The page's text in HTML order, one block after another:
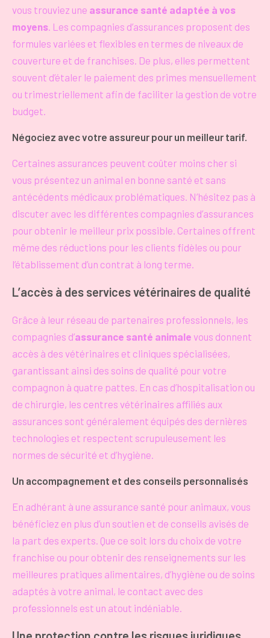
vous trouviez une assurance santé adaptée à vos
moyens. Les compagnies d’assurances proposent des
formules variées et flexibles en termes de niveaux de
couverture et de franchises. De plus, elles permettent
souvent d’étaler le paiement des primes mensuellement
ou trimestriellement afin de faciliter la gestion de votre
budget.
Négociez avec votre assureur pour un meilleur tarif.
Certaines assurances peuvent coûter moins cher si
vous présentez un animal en bonne santé et sans
antécédents médicaux problématiques. N’hésitez pas à
discuter avec les différentes compagnies d’assurances
pour obtenir le meilleur prix possible. Certaines offrent
même des réductions pour les clients fidèles ou pour
l’établissement d’un contrat à long terme.
L’accès à des services vétérinaires de qualité
Grâce à leur réseau de partenaires professionnels, les
compagnies d’assurance santé animale vous donnent
accès à des vétérinaires et cliniques spécialisées,
garantissant ainsi des soins de qualité pour votre
compagnon à quatre pattes. En cas d’hospitalisation ou
de chirurgie, les centres vétérinaires affiliés aux
assurances sont généralement équipés des dernières
technologies et respectent scrupuleusement les
normes de sécurité et d’hygiène.
Un accompagnement et des conseils personnalisés
En adhérant à une assurance santé pour animaux, vous
bénéficiez en plus d’un soutien et de conseils avisés de
la part des experts. Que ce soit lors du choix de votre
franchise ou pour obtenir des renseignements sur les
meilleures pratiques alimentaires, d’hygiène ou de soins
adaptés à votre animal, le contact avec des
professionnels est un atout indéniable.